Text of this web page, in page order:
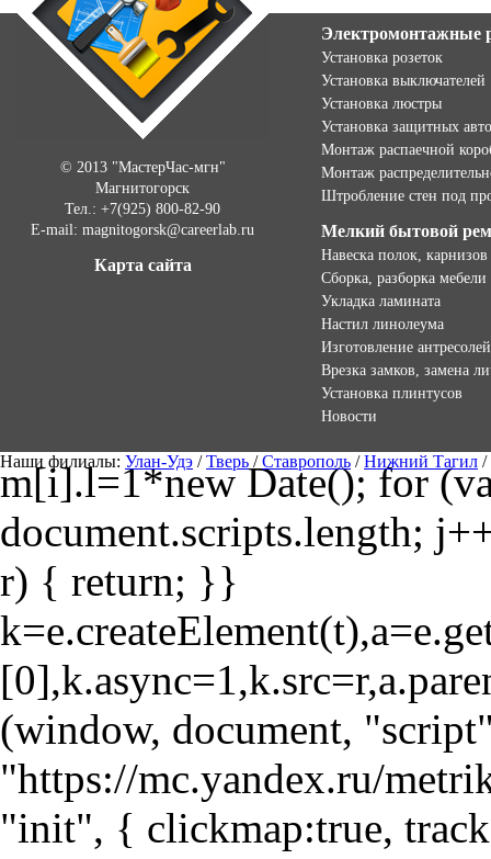
© 2013 "МастерЧас-мгн"
Магнитогорск
Тел.: +7(925) 800-82-90
E-mail: magnitogorsk@careerlab.ru
Карта сайта
Электромонтажные
Установка розеток
Установка выключателей
Установка люстры
Установка защитных
Монтаж распаечной
Монтаж
Штробление стен под
Мелкий бытовой
Навеска полок, карнизов
Сборка, разборка мебели
Укладка ламината
Настил линолеума
Изготовление антресолей
Врезка замков, замена
Установка плинтусов
Новости
Наши филиалы: Улан-Удэ /Тверь /Ставрополь /Нижний Тагил /
m[i].l=1*new Date(); for
document.scripts.length;
r) { return; }}
(window, document,
"https://mc.yandex.ru/
"init", { clickmap:true,